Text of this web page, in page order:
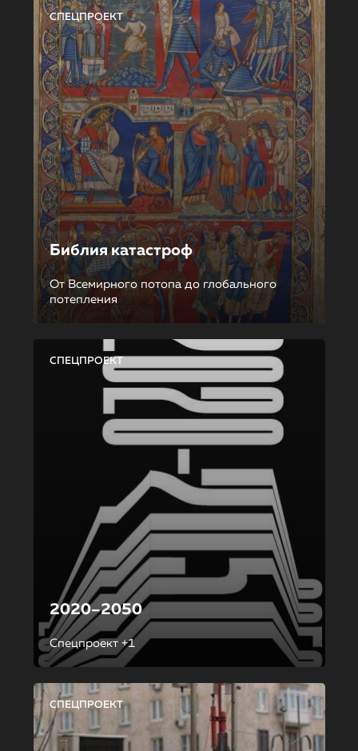
СПЕЦПРОЕКТ
Библия катастроф
От Всемирного потопа до глобального
потепления
СПЕЦПРОЕКТ
2020–2050
Спецпроект +1
СПЕЦПРОЕКТ